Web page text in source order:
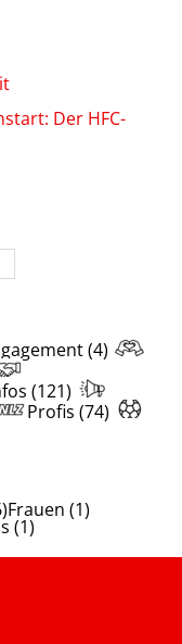
(4)
(121)
Profis (74)
Frauen (1)
(1)
Der HFC-